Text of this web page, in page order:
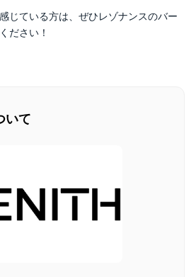
じている方は、ぜひレゾナンスのバー
ださい！
いて